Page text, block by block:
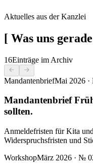
Aktuelles aus der Kanzlei
[ Was uns
16Einträge im Archiv
MandantenbriefMai 2026
Mandantenbrief
sollten.
Anmeldefristen für Kita
Widerspruchsfristen und
WorkshopMärz 2026 · №